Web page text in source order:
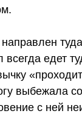
едет
выбежала
с ней